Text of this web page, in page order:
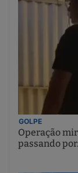
GOLPE
Operação
passando